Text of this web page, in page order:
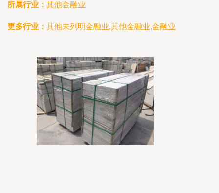
所属行业： 其他金融业
更多行业： 其他未列明金融业,其他金融业,金融业